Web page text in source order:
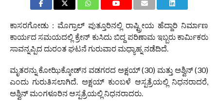
ಕಾಸರಗೋಡು : ಮೊಗ್ರಾಲ್ ಪುತ್ತೂರಿನಲ್ಲಿ ರಾಷ್ಟ್ರೀಯ ಹೆದ್ದಾರಿ ನಿರ್ಮಾಣ
ಕಾರ್ಯದ ಸಮಯದಲ್ಲಿ ಕ್ರೇನ್ ಕುಸಿದು ಬಿದ್ದ ಪರಿಣಾಮ ಇಬ್ಬರು ಕಾರ್ಮಿಕರು
ಸಾವನ್ನಪ್ಪಿದ ದುರಂತ ಘಟನೆ ಗುರುವಾರ ಮಧ್ಯಾಹ್ನ ನಡೆದಿದೆ.
ಮೃತರನ್ನು ಕೋಝಿಕ್ಕೋಡ್‌ನ ವಡಗರದ ಅಕ್ಷಯ್ (30) ಮತ್ತು ಅಶ್ವಿನ್ (30)
ಎಂದು ಗುರುತಿಸಲಾಗಿದೆ. ಅಕ್ಷಯ್ ಕುಂಬಳೆ ಆಸ್ಪತ್ರೆಯಲ್ಲಿ ನಿಧನರಾದರೆ,
ಅಶ್ವಿನ್ ಮಂಗಳೂರಿನ ಆಸ್ಪತ್ರೆಯಲ್ಲಿ ನಿಧನರಾದರು.